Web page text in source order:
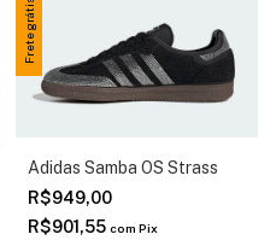
Frete grátis
Adidas Samba OS Strass
R$949,00
R$901,55 com Pix